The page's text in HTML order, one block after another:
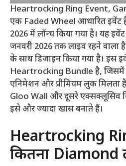
Heartrocking Ring Event,
एक Faded Wheel आधारित इवेंट
2026 में लॉन्च किया गया है। यह
जनवरी 2026 तक लाइव रहने वाला
के साथ डिजाइन किया गया है। इस
Heartrocking Bundle है, जिसमें
एनिमेशन और प्रीमियम लुक
Gloo Wall और दूसरे एक्सक्लूसिव
इसे और ज्यादा खास बनाते हैं।
Heartrocking
कितना Diamond